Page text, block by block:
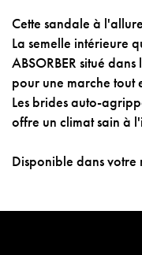
Cette sandale à
La semelle intérieure
ABSORBER situé
pour une marche tout
Les brides auto-
offre un climat sain à
Disponible dans votre